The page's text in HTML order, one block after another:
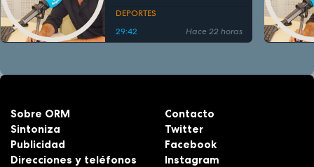
DEPORTES
29:42
Hace 22 horas
Sobre ORM
Sintoniza
Publicidad
Direcciones y teléfonos
Contacto
Twitter
Facebook
Instagram